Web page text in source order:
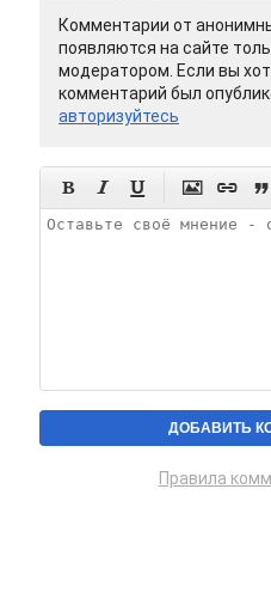
Комментарии от
появляются на сайте
модератором. Если вы
комментарий был
авторизуйтесь
     
Правила